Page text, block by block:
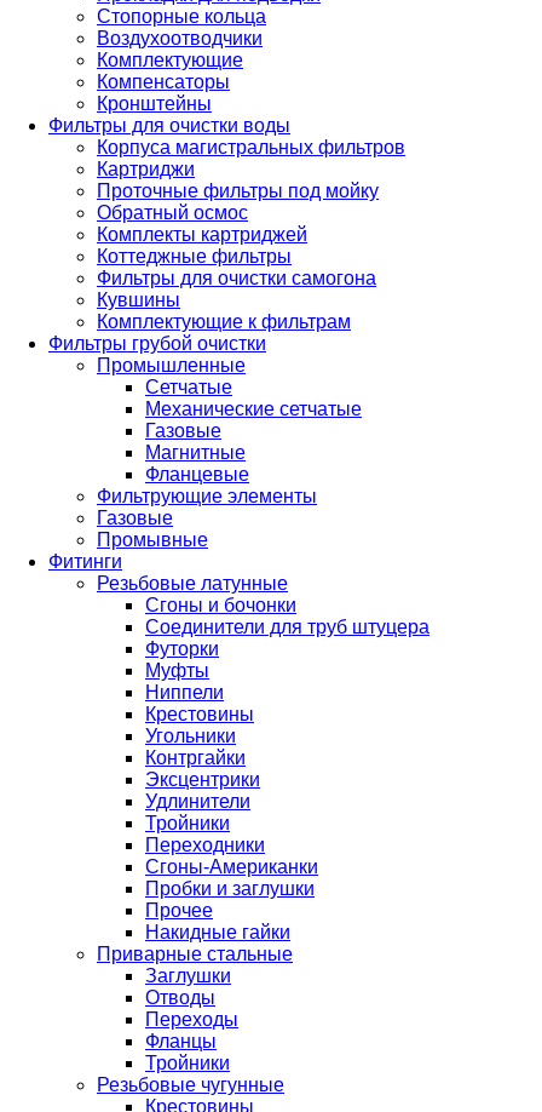
Стопорные кольца
Воздухоотводчики
Комплектующие
Компенсаторы
Кронштейны
Фильтры для очистки воды
Корпуса магистральных фильтров
Картриджи
Проточные фильтры под мойку
Обратный осмос
Комплекты картриджей
Коттеджные фильтры
Фильтры для очистки самогона
Кувшины
Комплектующие к фильтрам
Фильтры грубой очистки
Промышленные
Сетчатые
Механические сетчатые
Газовые
Магнитные
Фланцевые
Фильтрующие элементы
Газовые
Промывные
Фитинги
Резьбовые латунные
Сгоны и бочонки
Соединители для труб штуцера
Футорки
Муфты
Ниппели
Крестовины
Угольники
Контргайки
Эксцентрики
Удлинители
Тройники
Переходники
Сгоны-Американки
Пробки и заглушки
Прочее
Накидные гайки
Приварные стальные
Заглушки
Отводы
Переходы
Фланцы
Тройники
Резьбовые чугунные
Крестовины